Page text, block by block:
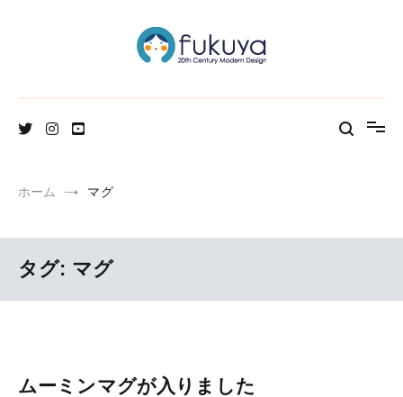
ホーム マグ
タグ: マグ
ムーミンマグが入りました